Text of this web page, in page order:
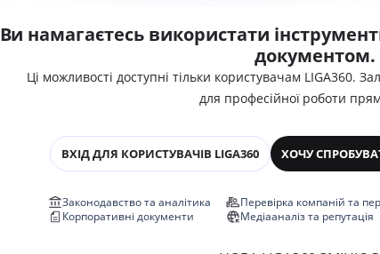
Ви намагаєтесь використати
документом.
Ці можливості доступні тільки користувачам LIGA360.
для професійної роботи
ВХІД ДЛЯ КОРИСТУВАЧІВ LIGA360 ХОЧУ
Законодавство та аналітика
Корпоративні документи
Перевірка компаній та
Медіааналіз та репутація